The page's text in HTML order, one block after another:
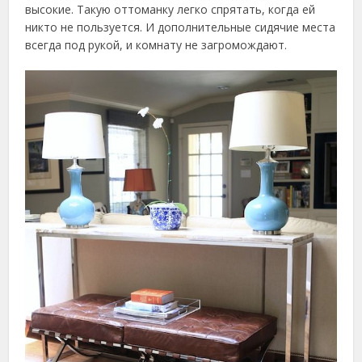
высокие. Такую оттоманку легко спрятать, когда ей
никто не пользуется. И дополнительные сидячие места
всегда под рукой, и комнату не загромождают.